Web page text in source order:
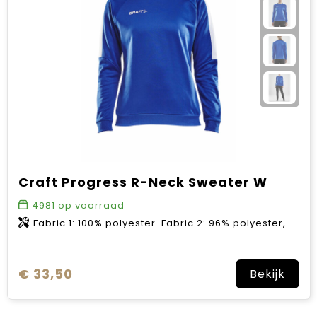
Craft Progress R-Neck Sweater W
4981 op voorraad
Fabric 1: 100% polyester. Fabric 2: 96% polyester, 4% elastane.
€ 33,50 Bekijk